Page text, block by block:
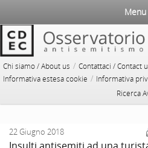
Chi siamo / About us / Contattaci / Contact
Informativa estesa cookie / Informativa
Ricerca
Menu
22 Giugno 2018